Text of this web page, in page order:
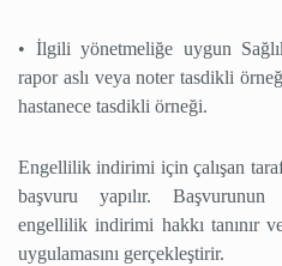
• İlgili yönetmeliğe uygun
rapor aslı veya noter tasdikli
hastanece tasdikli örneği.
Engellilik indirimi için çalışan
başvuru yapılır. Başvurunun
engellilik indirimi hakkı tanınır
uygulamasını gerçekleştirir.